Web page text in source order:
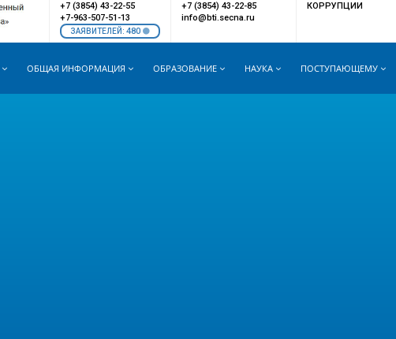
+7 (3854) 43-22-55
+7-963-507-51-13
ЗАЯВИТЕЛЕЙ: 480
+7 (3854) 43-22-85
info@bti.secna.ru
КОРРУПЦИИ
ОБЩАЯ ИНФОРМАЦИЯ ОБРАЗОВАНИЕ НАУКА ПОСТУПАЮЩЕМУ